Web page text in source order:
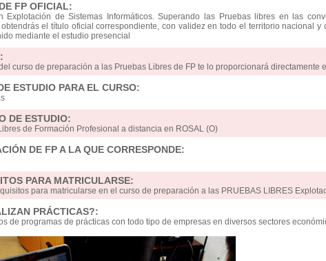
FP OFICIAL:
Explotación de Sistemas Informáticos. Superando las Pruebas libres en las
el título oficial correspondiente, con validez en todo el territorio nacional y
mediante el estudio presencial
curso de preparación a las Pruebas Libres de FP te lo proporcionará directamente
ESTUDIO PARA EL CURSO:
DE ESTUDIO:
de Formación Profesional a distancia en ROSAL (O)
DE FP A LA QUE CORRESPONDE:
PARA MATRICULARSE:
para matricularse en el curso de preparación a las PRUEBAS LIBRES
PRÁCTICAS?:
de programas de prácticas con todo tipo de empresas en diversos sectores